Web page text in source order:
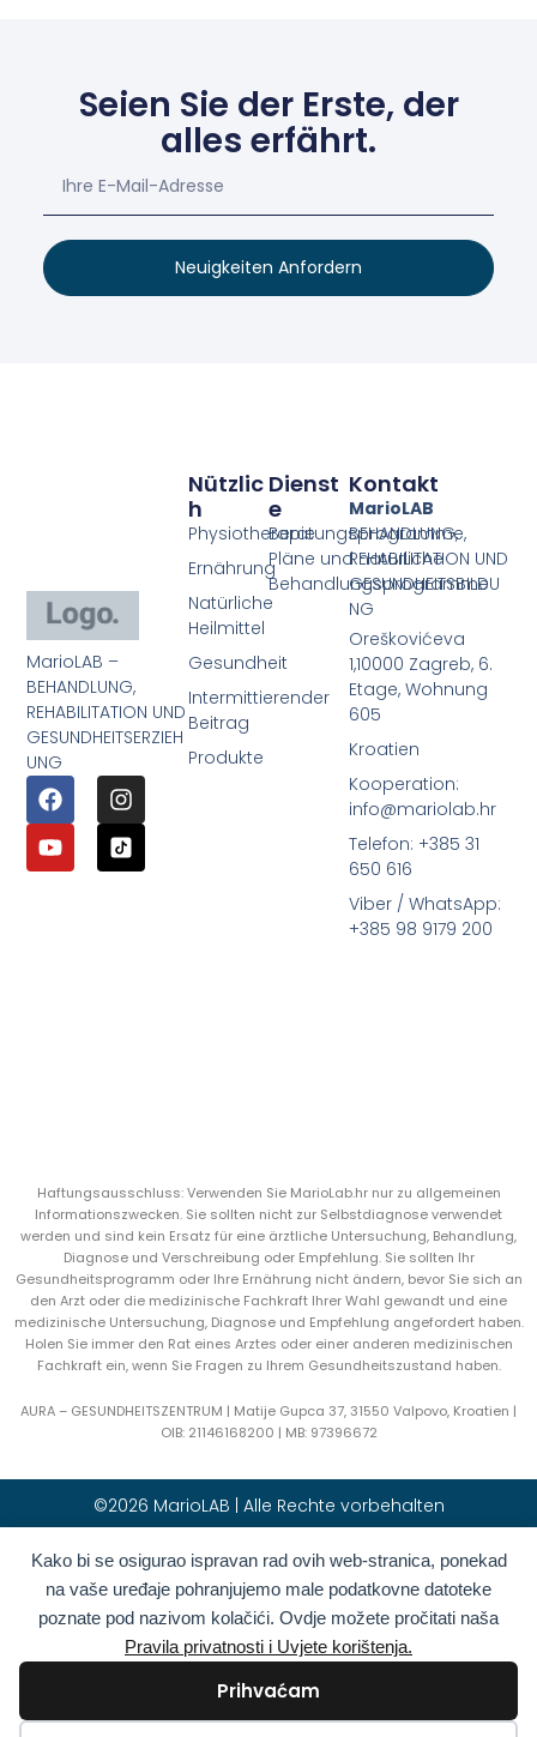
Kako bi se osigurao ispravan rad ovih web-stranica, ponekad
na vaše uređaje pohranjujemo male podatkovne datoteke
poznate pod nazivom kolačići. Ovdje možete pročitati naša
Pravila privatnosti i Uvjete korištenja.
Prihvaćam
Seien Sie der Erste, der
alles erfährt.
Neuigkeiten Anfordern
MarioLAB –
BEHANDLUNG,
REHABILITATION UND
GESUNDHEITSERZIEH
UNG
Dienst
E
Beratungsprogramme,
Pläne und natürliche
Behandlungsprogramme
Nützlic
H
Physiotherapie
Ernährung
Natürliche
Heilmittel
Gesundheit
Intermittierender
Beitrag
Produkte
Kontakt
MarioLAB
BEHANDLUNG,
REHABILITATION UND
GESUNDHEITSBILDU
NG
Oreškovićeva
1,10000 Zagreb, 6.
Etage, Wohnung
605
Kroatien
Kooperation:
info@mariolab.hr
Telefon: +385 31
650 616
Viber / WhatsApp:
+385 98 9179 200
Haftungsausschluss: Verwenden Sie MarioLab.hr nur zu allgemeinen
Informationszwecken. Sie sollten nicht zur Selbstdiagnose verwendet
werden und sind kein Ersatz für eine ärztliche Untersuchung, Behandlung,
Diagnose und Verschreibung oder Empfehlung. Sie sollten Ihr
Gesundheitsprogramm oder Ihre Ernährung nicht ändern, bevor Sie sich an
den Arzt oder die medizinische Fachkraft Ihrer Wahl gewandt und eine
medizinische Untersuchung, Diagnose und Empfehlung angefordert haben.
Holen Sie immer den Rat eines Arztes oder einer anderen medizinischen
Fachkraft ein, wenn Sie Fragen zu Ihrem Gesundheitszustand haben.
AURA – GESUNDHEITSZENTRUM | Matije Gupca 37, 31550 Valpovo, Kroatien |
OIB: 21146168200 | MB: 97396672
©2026 MarioLAB | Alle Rechte vorbehalten
Hrvatski(Kroatisch) English(Englisch)
Deutsch
Polski (Polnisch)
Română(Rumänisch) Italiano( Italienisch)
Български(Bulgarisch) Français(Französisch)
Griechisch) Slovenčina